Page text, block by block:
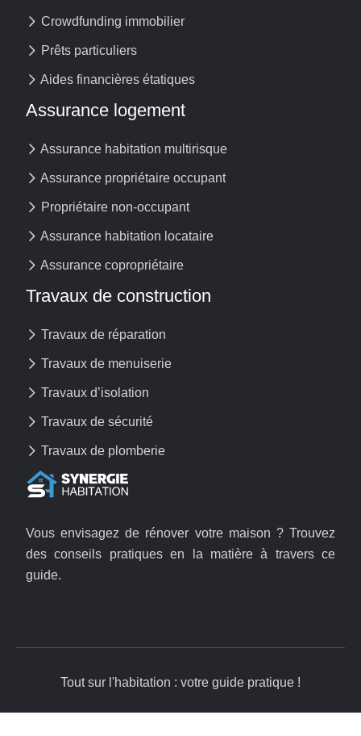
Crowdfunding immobilier
Prêts particuliers
Aides financières étatiques
Assurance logement
Assurance habitation multirisque
Assurance propriétaire occupant
Propriétaire non-occupant
Assurance habitation locataire
Assurance copropriétaire
Travaux de construction
Travaux de réparation
Travaux de menuiserie
Travaux d’isolation
Travaux de sécurité
Travaux de plomberie
Vous envisagez de rénover votre maison ? Trouvez
des conseils pratiques en la matière à travers ce
guide.
Tout sur l'habitation : votre guide pratique !